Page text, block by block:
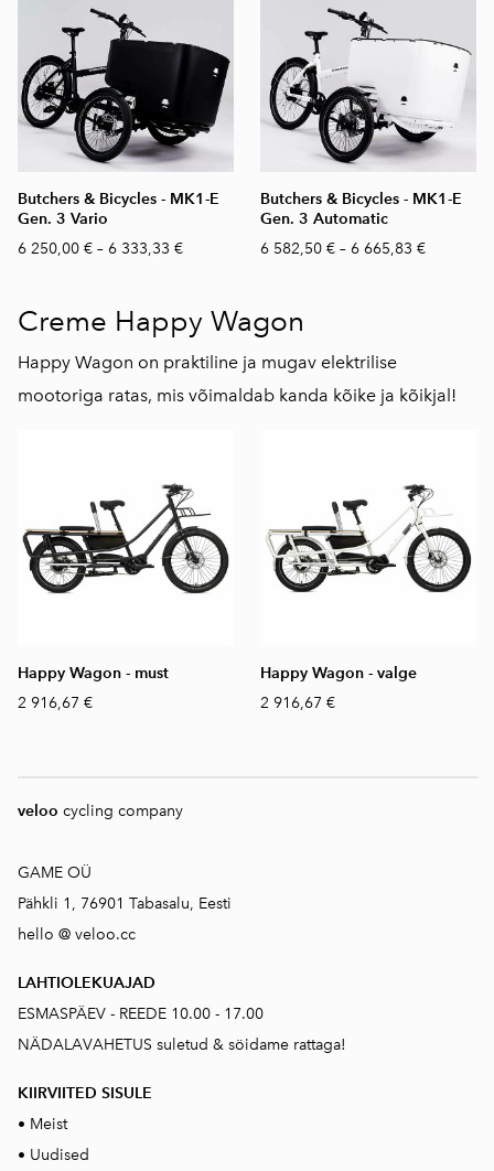
Butchers & Bicycles - MK1-E
Gen. 3 Vario
6 250,00 € – 6 333,33 €
Butchers & Bicycles - MK1-E
Gen. 3 Automatic
6 582,50 € – 6 665,83 €
Creme Happy Wagon
Happy Wagon on praktiline ja mugav elektrilise
mootoriga ratas, mis võimaldab kanda kõike ja kõikjal!
Happy Wagon - must
2 916,67 €
Happy Wagon - valge
2 916,67 €
veloo cycling company
GAME OÜ
Pähkli 1, 76901 Tabasalu, Eesti
hello @ veloo.cc
LAHTIOLEKUAJAD
ESMASPÄEV - REEDE 10.00 - 17.00
NÄDALAVAHETUS suletud & söidame rattaga!
KIIRVIITED SISULE
• Meist
• Uudised